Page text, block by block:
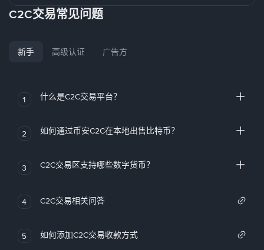
C2C交易常见问题
新手 高级认证 广告方
1 什么是C2C交易平台？
2 如何通过币安C2C在本地出售比特币？
3 C2C交易区支持哪些数字货币？
4 C2C交易相关问答
5 如何添加C2C交易收款方式